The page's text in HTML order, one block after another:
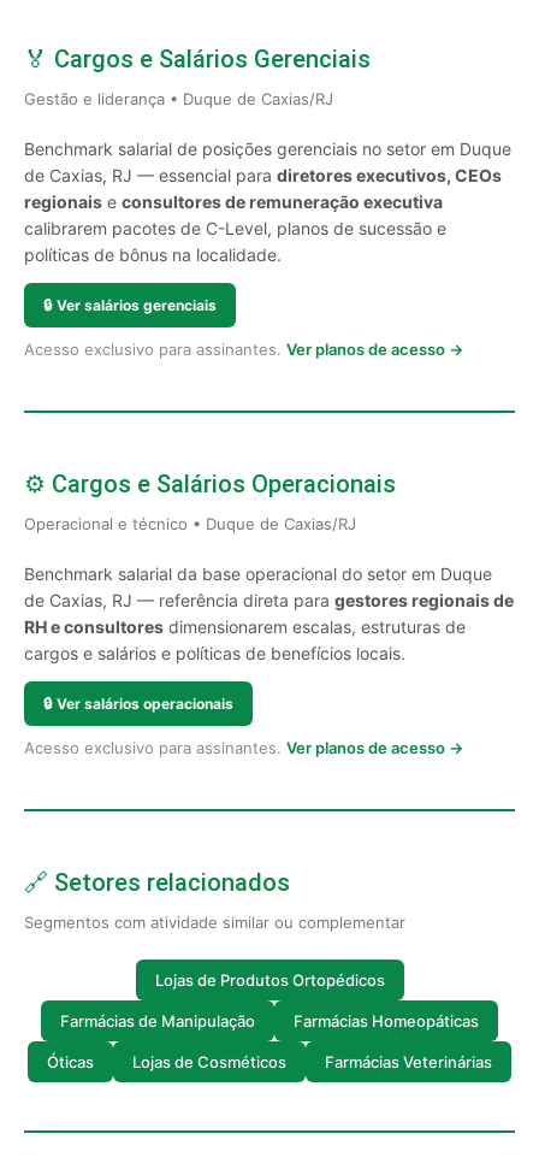
🏅 Cargos e Salários Gerenciais
Gestão e liderança • Duque de Caxias/RJ
Benchmark salarial de posições gerenciais no setor em Duque
de Caxias, RJ — essencial para diretores executivos, CEOs
regionais e consultores de remuneração executiva
calibrarem pacotes de C-Level, planos de sucessão e
políticas de bônus na localidade.
🔒 Ver salários gerenciais
Acesso exclusivo para assinantes. Ver planos de acesso →
⚙️ Cargos e Salários Operacionais
Operacional e técnico • Duque de Caxias/RJ
Benchmark salarial da base operacional do setor em Duque
de Caxias, RJ — referência direta para gestores regionais de
RH e consultores dimensionarem escalas, estruturas de
cargos e salários e políticas de benefícios locais.
🔒 Ver salários operacionais
Acesso exclusivo para assinantes. Ver planos de acesso →
🔗 Setores relacionados
Segmentos com atividade similar ou complementar
Lojas de Produtos Ortopédicos
Farmácias de Manipulação Farmácias Homeopáticas
Óticas Lojas de Cosméticos Farmácias Veterinárias